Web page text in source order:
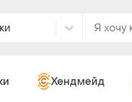
Хендмейд